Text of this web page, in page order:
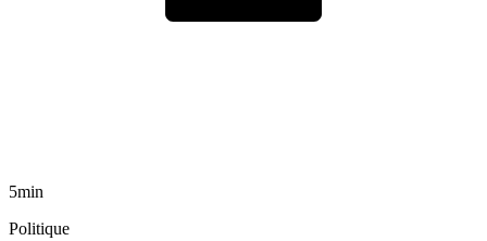
5min
Politique